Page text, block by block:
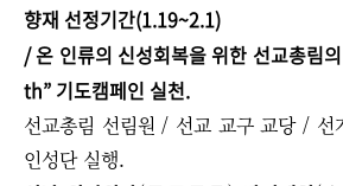
향재 선정기간(1.19~2.1)
/ ​온 인류의 신성회복을 위한 선교총림
th” 기도캠페인 실천.
선교총림 선림원 / 선교 교구 교당 / 선
인성단 실행.